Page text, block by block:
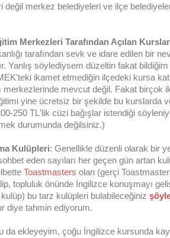
değil merkez belediyeleri ve ilçe
Merkezleri Tarafından Açılan Kurslar
tarafından sevk ve idare edilen bir
Yanlış söylediysem düzeltin fakat
ikamet etmediğin ilçedeki kursa
merkezlerinde mevcut değil. Fakat birçok
yine ücretsiz bir şekilde bu kurslarda
250 TL'lik cüzi bağışlar istendiği
durumunda değilsiniz.)
Kulüpleri: Genellikle düzenli olarak bir
eden sayıları her geçen gün artan
Toastmasters olan (gerçi
topluluk önünde İngilizce konuşmayı
bu tarz kulüpleri bulabileceğiniz
diye tahmin ediyorum.
da ekleyeyim, çoğu İngilizce kursunda